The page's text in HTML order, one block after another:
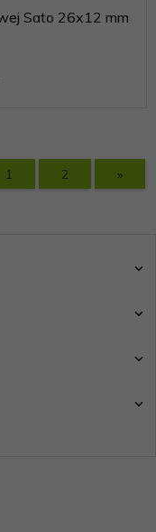
Sato 26x12 mm
1 2 »